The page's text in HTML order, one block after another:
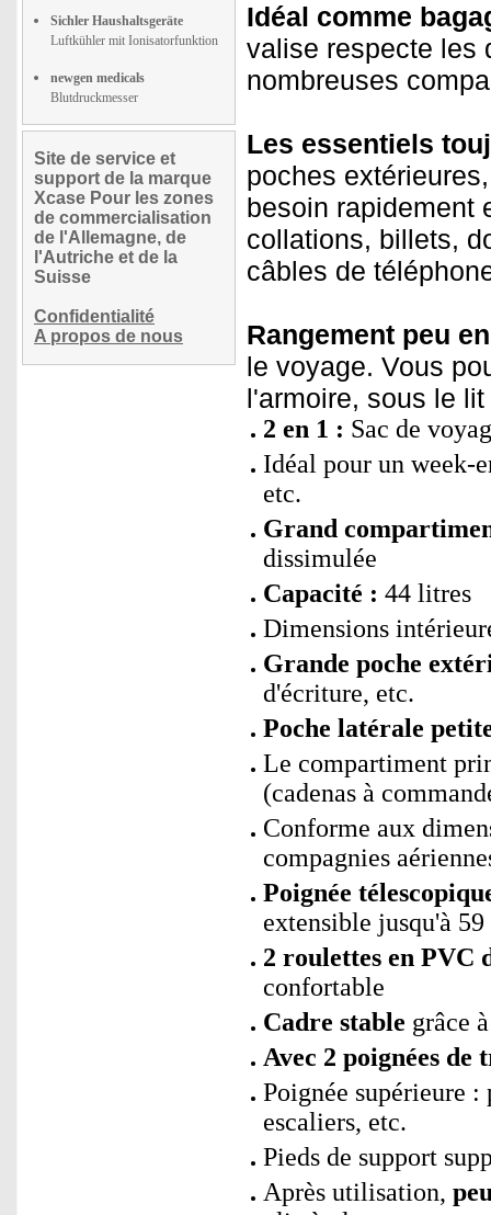
Sichler Haushaltsgeräte
Luftkühler mit Ionisatorfunktion
newgen medicals
Blutdruckmesser
Site de service et
support de la marque
Xcase Pour les zones
de commercialisation
de l'Allemagne, de
l'Autriche et de la
Suisse
Confidentialité
A propos de nous
Idéal comme
valise respecte les
nombreuses
Les essentiels
poches
besoin rapidement
collations, billets,
câbles de
Rangement peu
le voyage. Vous
l'armoire, sous le
2 en 1 : Sac de
Idéal pour un week-
etc.
Grand
dissimulée
Capacité : 44 litres
Dimensions
Grande poche
d'écriture, etc.
Poche latérale
Le compartiment
(cadenas à
Conforme aux
compagnies
Poignée
extensible jusqu'à
2 roulettes en PVC
confortable
Cadre stable grâce
Avec 2 poignées de
Poignée supérieure :
escaliers, etc.
Pieds de support
Après utilisation,